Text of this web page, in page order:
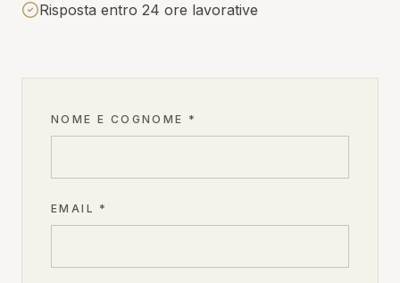
Risposta entro 24 ore lavorative
NOME E COGNOME *
EMAIL *